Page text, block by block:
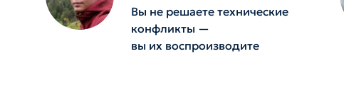
Вы не решаете технические
конфликты —
вы их воспроизводите